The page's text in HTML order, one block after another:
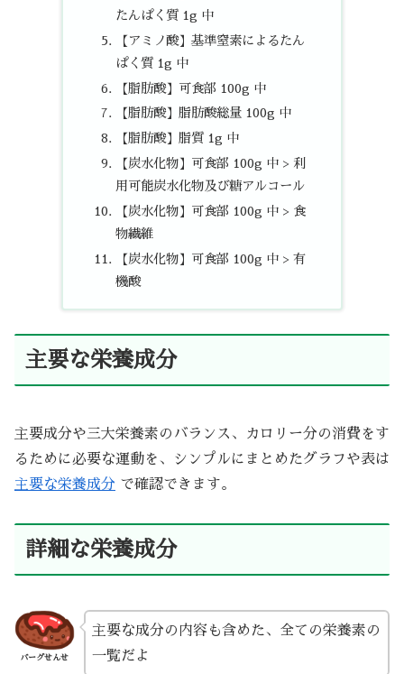
たんぱく質 1g 中
【アミノ酸】基準窒素によるたん
ぱく質 1g 中
【脂肪酸】可食部 100g 中
【脂肪酸】脂肪酸総量 100g 中
【脂肪酸】脂質 1g 中
【炭水化物】可食部 100g 中 > 利
用可能炭水化物及び糖アルコール
【炭水化物】可食部 100g 中 > 食
物繊維
【炭水化物】可食部 100g 中 > 有
機酸
主要な栄養成分
主要成分や三大栄養素のバランス、カロリー分の消費をす
るために必要な運動を、シンプルにまとめたグラフや表は
主要な栄養成分 で確認できます。
詳細な栄養成分
バーグせんせ
主要な成分の内容も含めた、全ての栄養素の
一覧だよ